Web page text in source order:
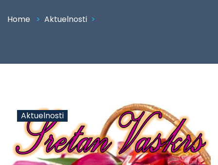
Home Aktuelnosti
Aktuelnosti